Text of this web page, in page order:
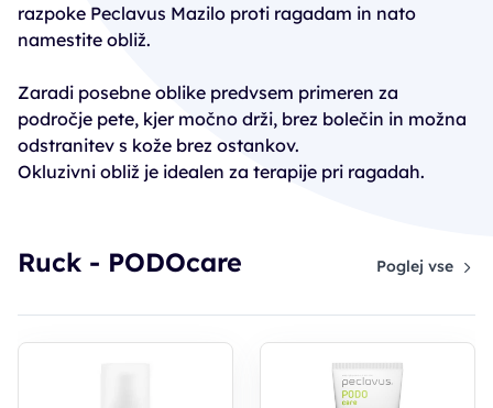
razpoke Peclavus Mazilo proti ragadam in nato
namestite obliž.
Zaradi posebne oblike predvsem primeren za
področje pete, kjer močno drži, brez bolečin in možna
odstranitev s kože brez ostankov.
Okluzivni obliž je idealen za terapije pri ragadah.
Ruck - PODOcare Poglej vse